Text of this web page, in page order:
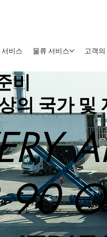
비스 물류 서비스 고객
비
의 국가 및